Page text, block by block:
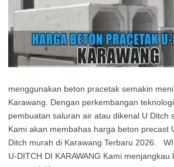
menggunakan beton pracetak semakin
Karawang. Dengan perkembangan
pembuatan saluran air atau dikenal U Ditch
Kami akan membahas harga beton precast
Ditch murah di Karawang Terbaru 2026.
U-DITCH DI KARAWANG Kami